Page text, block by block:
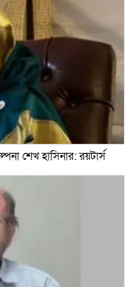
শেখ হাসিনার: রয়টার্স